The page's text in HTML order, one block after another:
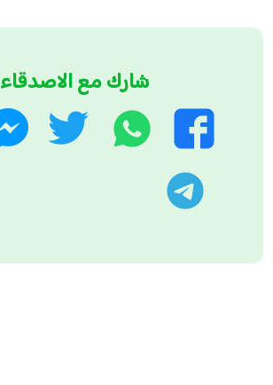
شارك مع الاصدقاء
فيسبوك
واتساب تويتر